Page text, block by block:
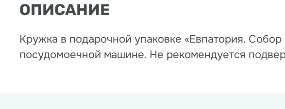
ОПИСАНИЕ
Кружка в подарочной упаковке «Евпатория.
посудомоечной машине. Не рекомендуется